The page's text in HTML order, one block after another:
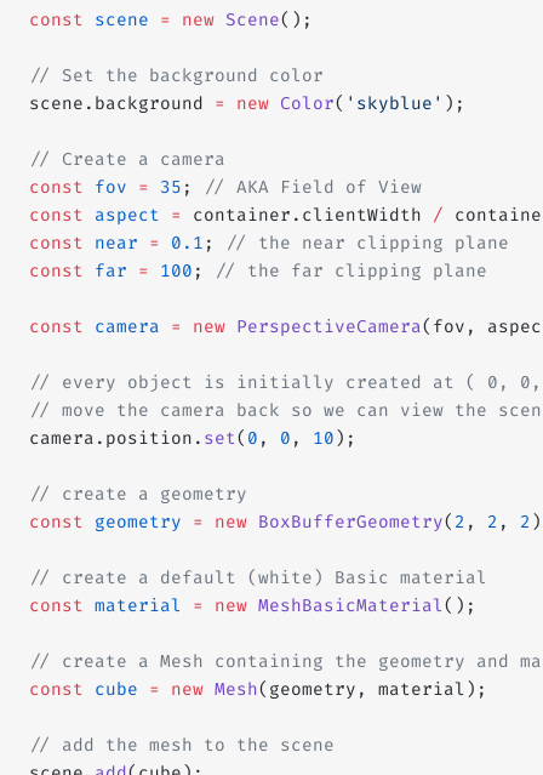
const scene = new Scene();
// Set the background color
scene.background = new Color( 'skyblue' );
// Create a camera
const fov = 35 ;
// AKA Field of View
const aspect = container.clientWidth /
const near = 0.1 ;
// the near clipping plane
const far = 100 ; // the far clipping plane
const camera = new PerspectiveCamera(fov,
// every object is initially created at ( 0,
// move the camera back so we can view the
camera.position. set( 0 , 0 , 10 );
// create a geometry
const geometry = new BoxBufferGeometry( 2 , 2 , 2
// create a default (white) Basic material
const material = new MeshBasicMaterial();
// create a Mesh containing the geometry and
const cube = new Mesh(geometry, material);
// add the mesh to the scene